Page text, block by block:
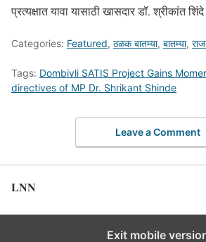
प्रत्यक्षात यावा यासाठी खासदार डॉ. श्रीकांत
Categories: Featured, ठळक बातम्या, बातम्या,
Tags: Dombivli SATIS Project Gains
directives of MP Dr. Shrikant Shinde
Leave a Comment
LNN
Exit mobile